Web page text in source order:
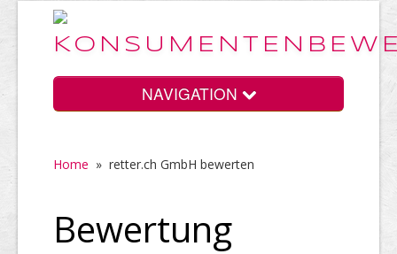
NAVIGATION
Home
Vorteile
Home » retter.ch GmbH bewerten
Bewertung